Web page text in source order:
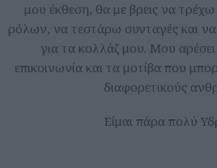
μου έκθεση, θα με βρεις να τρέχω
ρόλων, να τεστάρω συνταγές και να
για τα κολλάζ μου. Μου
επικοινωνία και τα μοτίβα που
διαφορετικούς
Είμαι πάρα πολύ